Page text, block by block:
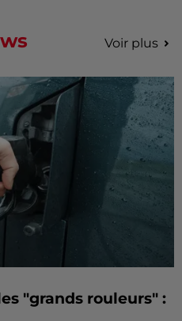
Voir plus
"grands rouleurs" :